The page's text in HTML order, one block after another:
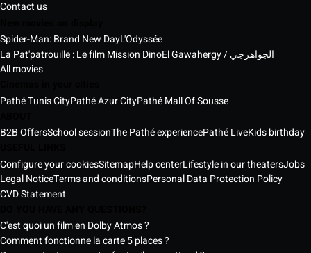
Contact us
Spider-Man: Brand New DayL'Odyssée
La Pat'patrouille : Le film Mission Dino
El Gawahergy / الجواهرجي
All movies
Pathé Tunis CityPathé Azur CityPathé Mall Of Sousse
B2B OffersSchool sessionThe Pathé experiencePathé LiveKids birthday
Configure your cookiesSitemapHelp centerLifestyle in our theatersJobs
Legal NoticeTerms and conditionsPersonal Data Protection Policy
CVD Statement
C'est quoi un film en Dolby Atmos ?
Comment fonctionne la carte 5 places ?